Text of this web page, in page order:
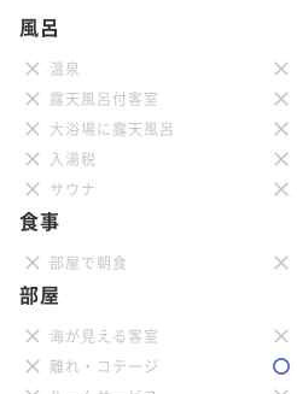
風呂
温泉
露天風呂付客室
大浴場に露天風呂
入湯税
サウナ
食事
部屋で朝食
部屋
海が見える客室
離れ・コテージ